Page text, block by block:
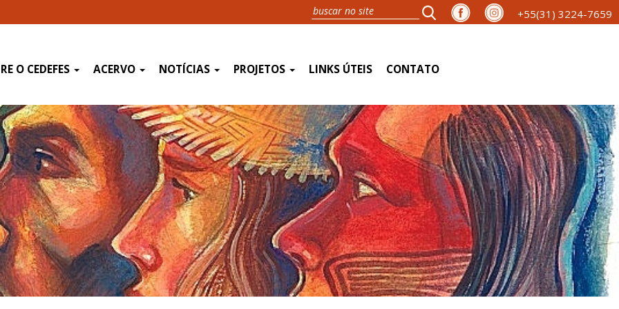
+55(31) 3224-7659
O CEDEFES ACERVO NOTÍCIAS PROJETOS LINKS ÚTEIS CONTATO